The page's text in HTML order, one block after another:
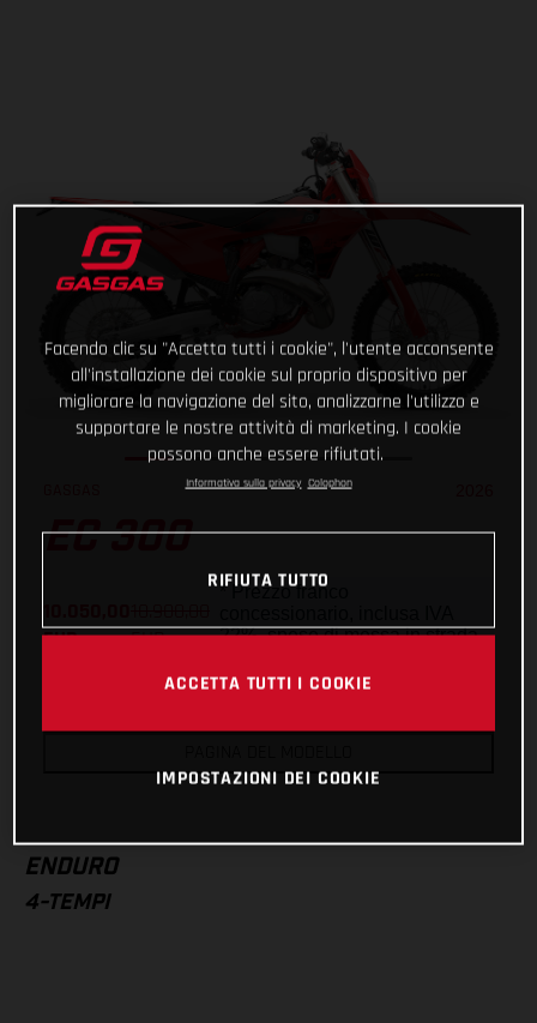
EC 300
EUR
EUR
* Prezzo franco
22%, spese di messa in strada
ENDURO
4-TEMPI
Facendo clic su "Accetta tutti i cookie", l'utente acconsente
all'installazione dei cookie sul proprio dispositivo per
migliorare la navigazione del sito, analizzarne l'utilizzo e
supportare le nostre attività di marketing. I cookie
possono anche essere rifiutati.
Informativa sulla privacy Colophon
RIFIUTA TUTTO
ACCETTA TUTTI I COOKIE
IMPOSTAZIONI DEI COOKIE